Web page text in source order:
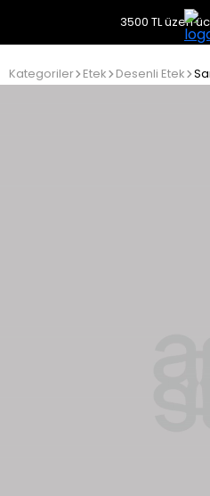
3500 TL üzeri
Kategoriler Etek Desenli Etek